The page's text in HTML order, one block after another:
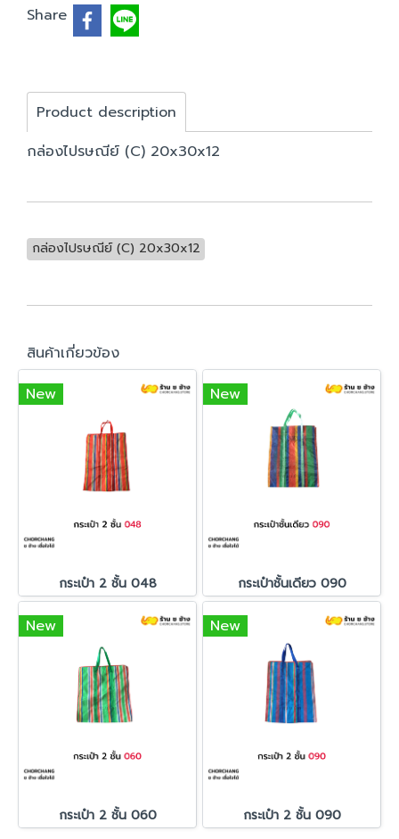
Share
Product description
กล่องไปรษณีย์ (C) 20x30x12
กล่องไปรษณีย์ (C) 20x30x12
สินค้าเกี่ยวข้อง
New
กระเป๋า 2 ชั้น 048
New
กระเป๋าชั้นเดียว 090
New
กระเป๋า 2 ชั้น 060
New
กระเป๋า 2 ชั้น 090